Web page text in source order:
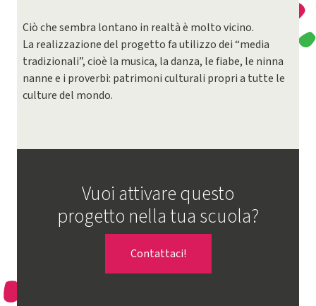
Ciò che sembra lontano in realtà è molto vicino.
La realizzazione del progetto fa utilizzo dei “media
tradizionali”, cioè la musica, la danza, le fiabe, le ninna
nanne e i proverbi: patrimoni culturali propri a tutte le
culture del mondo.
Vuoi attivare questo
progetto nella tua scuola?
Contattaci!